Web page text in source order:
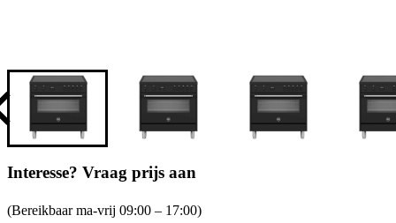
Interesse? Vraag prijs aan
(Bereikbaar ma-vrij 09:00 – 17:00)